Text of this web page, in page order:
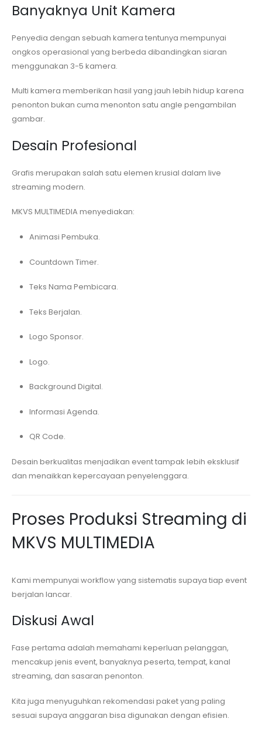
Banyaknya Unit Kamera
Penyedia dengan sebuah kamera tentunya mempunyai
ongkos operasional yang berbeda dibandingkan siaran
menggunakan 3-5 kamera.
Multi kamera memberikan hasil yang jauh lebih hidup karena
penonton bukan cuma menonton satu angle pengambilan
gambar.
Desain Profesional
Grafis merupakan salah satu elemen krusial dalam live
streaming modern.
MKVS MULTIMEDIA menyediakan:
Animasi Pembuka.
Countdown Timer.
Teks Nama Pembicara.
Teks Berjalan.
Logo Sponsor.
Logo.
Background Digital.
Informasi Agenda.
QR Code.
Desain berkualitas menjadikan event tampak lebih eksklusif
dan menaikkan kepercayaan penyelenggara.
Proses Produksi Streaming di
MKVS MULTIMEDIA
Kami mempunyai workflow yang sistematis supaya tiap event
berjalan lancar.
Diskusi Awal
Fase pertama adalah memahami keperluan pelanggan,
mencakup jenis event, banyaknya peserta, tempat, kanal
streaming, dan sasaran penonton.
Kita juga menyuguhkan rekomendasi paket yang paling
sesuai supaya anggaran bisa digunakan dengan efisien.